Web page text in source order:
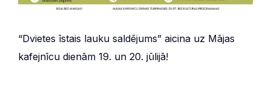
“Dvietes īstais lauku saldējums” aicina uz Mājas
kafejnīcu dienām 19. un 20. jūlijā!